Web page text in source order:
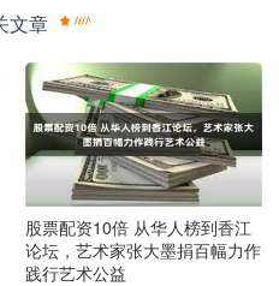
文章
股票配资10倍 从华人榜到香江
论坛，艺术家张大墨捐百幅力作
践行艺术公益